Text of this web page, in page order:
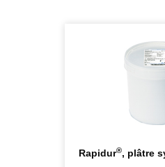
Rapidur®, plâtre